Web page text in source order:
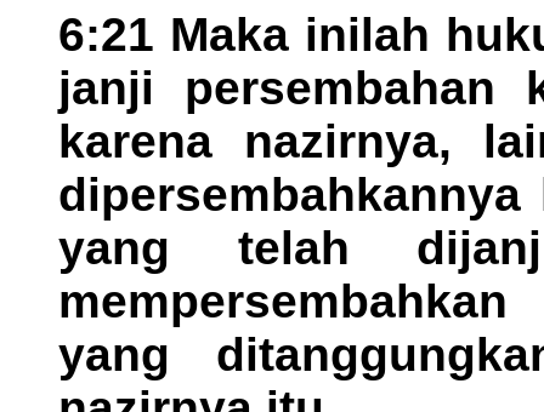
6:21 Maka inilah
janji persembahan
karena nazirnya,
yang telah
yang